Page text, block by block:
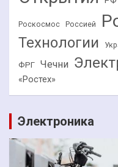
Роскосмос Россией
Технологии
ФРГ Чечни
«Ростех»
Электроника